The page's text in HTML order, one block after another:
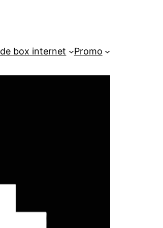
box internet Promo